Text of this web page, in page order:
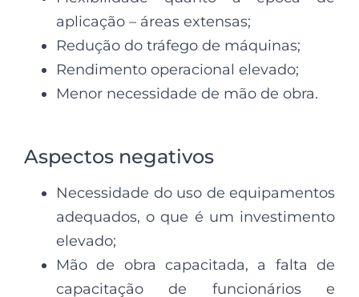
aplicação – áreas extensas;
Redução do tráfego de máquinas;
Rendimento operacional elevado;
Menor necessidade de mão de obra.
Aspectos negativos
Necessidade do uso de equipamentos
adequados, o que é um investimento
elevado;
Mão de obra capacitada, a falta de
capacitação de funcionários e